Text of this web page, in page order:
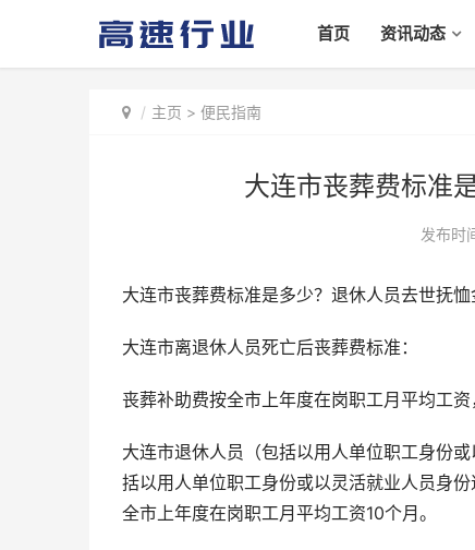
首页 资讯动态
主页 > 便民指南
大连市丧葬费标准
发布时
大连市丧葬费标准是多少？退休人员去世抚恤
大连市离退休人员死亡后丧葬费标准：
丧葬补助费按全市上年度在岗职工月平均工资
大连市退休人员（包括以用人单位职工身份
括以用人单位职工身份或以灵活就业人员身
全市上年度在岗职工月平均工资10个月。